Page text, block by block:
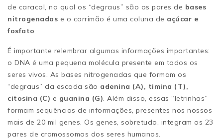
de caracol, na qual os “degraus” são os pares de bases
nitrogenadas e o corrimão é uma coluna de açúcar e
fosfato.
É importante relembrar algumas informações importantes:
o DNA é uma pequena molécula presente em todos os
seres vivos. As bases nitrogenadas que formam os
“degraus” da escada são adenina (A), timina (T),
citosina (C) e guanina (G). Além disso, essas “letrinhas”
formam sequências de informações, presentes nos nossos
mais de 20 mil genes. Os genes, sobretudo, integram os 23
pares de cromossomos dos seres humanos.